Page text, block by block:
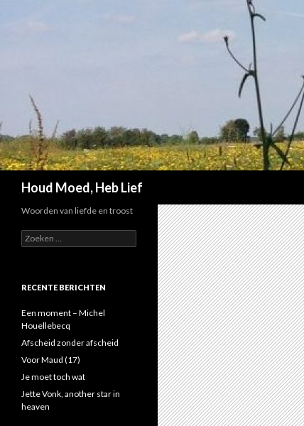
Houd Moed, Heb Lief
Woorden van liefde en troost
Z
o
e
n
a
a
:
RECENTE BERICHTEN
Een moment – Michel
Houellebecq
Afscheid zonder afscheid
Voor Maud (17)
Je moet toch wat
Jette Vonk, another star in
heaven